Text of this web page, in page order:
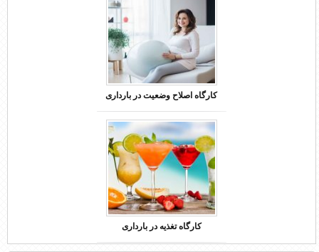
کارگاه اصلاح وضعیت در بارداری
کارگاه تغذیه در بارداری